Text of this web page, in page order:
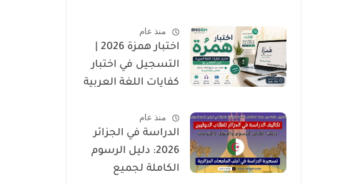
منذ عام
التسجيل في اختبار
كفايات اللغة العربية
(Hamza Test)
منذ عام
الدراسة في الجزائر
2026: دليل الرسوم
الكاملة لجميع